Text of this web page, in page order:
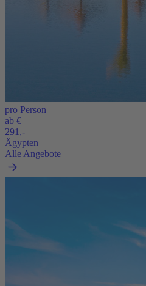
pro Person
ab €
291,-
Ägypten
Alle Angebote